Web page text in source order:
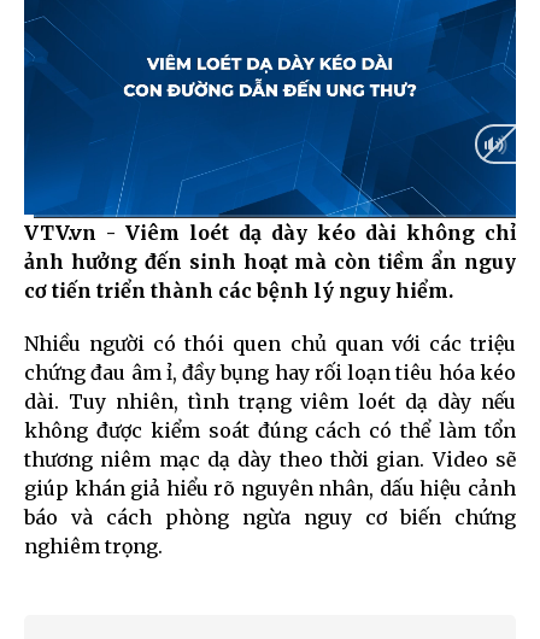
Current
Time
0:03 / Duration
3:16
VTV.vn - Viêm loét dạ dày kéo dài không chỉ
ảnh hưởng đến sinh hoạt mà còn tiềm ẩn nguy
cơ tiến triển thành các bệnh lý nguy hiểm.
Nhiều người có thói quen chủ quan với các triệu
chứng đau âm ỉ, đầy bụng hay rối loạn tiêu hóa kéo
dài. Tuy nhiên, tình trạng viêm loét dạ dày nếu
không được kiểm soát đúng cách có thể làm tổn
thương niêm mạc dạ dày theo thời gian. Video sẽ
giúp khán giả hiểu rõ nguyên nhân, dấu hiệu cảnh
báo và cách phòng ngừa nguy cơ biến chứng
nghiêm trọng.